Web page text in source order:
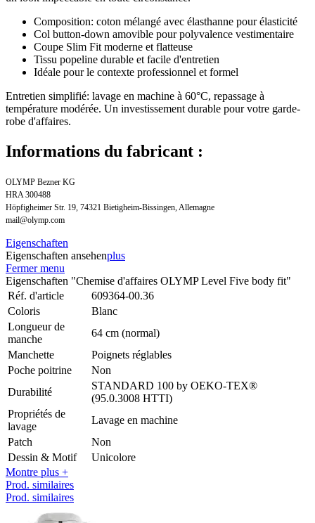
Composition: coton mélangé avec élasthanne pour élasticité
Col button-down amovible pour polyvalence vestimentaire
Coupe Slim Fit moderne et flatteuse
Tissu popeline durable et facile d'entretien
Idéale pour le contexte professionnel et formel
Entretien simplifié: lavage en machine à 60°C, repassage à
température modérée. Un investissement durable pour votre garde-
robe d'affaires.
Informations du fabricant :
OLYMP Bezner KG
HRA 300488
Höpfigheimer Str. 19, 74321 Bietigheim-Bissingen, Allemagne
mail@olymp.com
Eigenschaften
Eigenschaften ansehenplus
Fermer menu
Eigenschaften "Chemise d'affaires OLYMP Level Five body fit"
Réf. d'article
609364-00.36
Coloris
Blanc
Longueur de
manche
64 cm (normal)
Manchette
Poignets réglables
Poche poitrine
Non
Durabilité
STANDARD 100 by OEKO-TEX®
(95.0.3008 HTTI)
Propriétés de
lavage
Lavage en machine
Patch
Non
Dessin & Motif
Unicolore
Montre plus +
Prod. similaires
Prod. similaires